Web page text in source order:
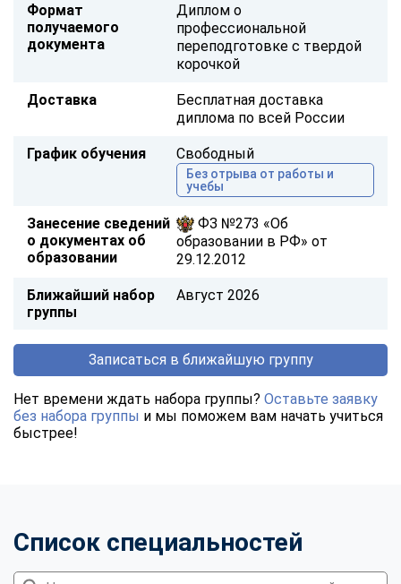
Формат
получаемого
документа
Диплом о
профессиональной
переподготовке с твердой
корочкой
Доставка
Бесплатная доставка
диплома по всей России
График обучения Свободный
Без отрыва от работы и
учебы
Занесение сведений
о документах об
образовании
ФЗ №273 «Об
образовании в РФ» от
29.12.2012
Ближайший набор
группы
Август 2026
Записаться в ближайшую группу
Нет времени ждать набора группы? Оставьте заявку
без набора группы и мы поможем вам начать учиться
быстрее!
Список специальностей